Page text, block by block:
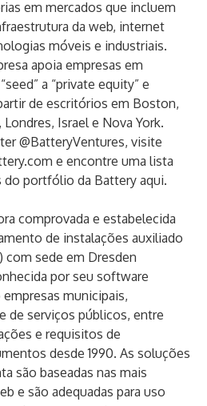
em mercados que incluem
da web, internet
móveis e industriais.
apoia empresas em
a “private equity” e
de escritórios em Boston,
Israel e Nova York.
@BatteryVentures, visite
e encontre uma lista
do portfólio da Battery aqui.
comprovada e estabelecida
de instalações auxiliado
com sede em Dresden
por seu software
municipais,
de serviços públicos, entre
e requisitos de
desde 1990. As soluções
são baseadas nas mais
e são adequadas para uso